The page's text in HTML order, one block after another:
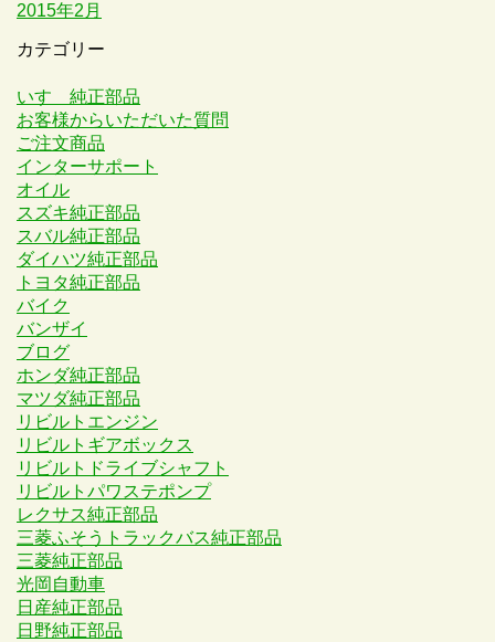
2015年2月
カテゴリー
いすゞ純正部品
お客様からいただいた質問
ご注文商品
インターサポート
オイル
スズキ純正部品
スバル純正部品
ダイハツ純正部品
トヨタ純正部品
バイク
バンザイ
ブログ
ホンダ純正部品
マツダ純正部品
リビルトエンジン
リビルトギアボックス
リビルトドライブシャフト
リビルトパワステポンプ
レクサス純正部品
三菱ふそうトラックバス純正部品
三菱純正部品
光岡自動車
日産純正部品
日野純正部品